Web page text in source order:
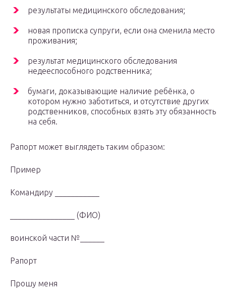
результаты медицинского обследования;
новая прописка супруги, если она сменила место
проживания;
результат медицинского обследования
недееспособного родственника;
бумаги, доказывающие наличие ребёнка, о
котором нужно заботиться, и отсутствие других
родственников, способных взять эту обязанность
на себя.
Рапорт может выглядеть таким образом:
Пример
Командиру ___________
________________ (ФИО)
воинской части №______
Рапорт
Прошу меня